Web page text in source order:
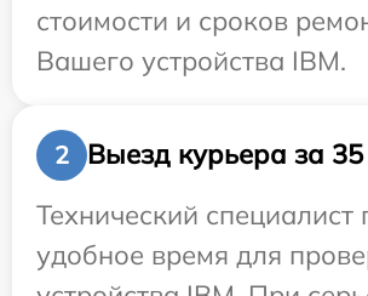
стоимости и сроков
Вашего устройства IBM.
2
Выезд курьера за
Технический специалист
удобное время для